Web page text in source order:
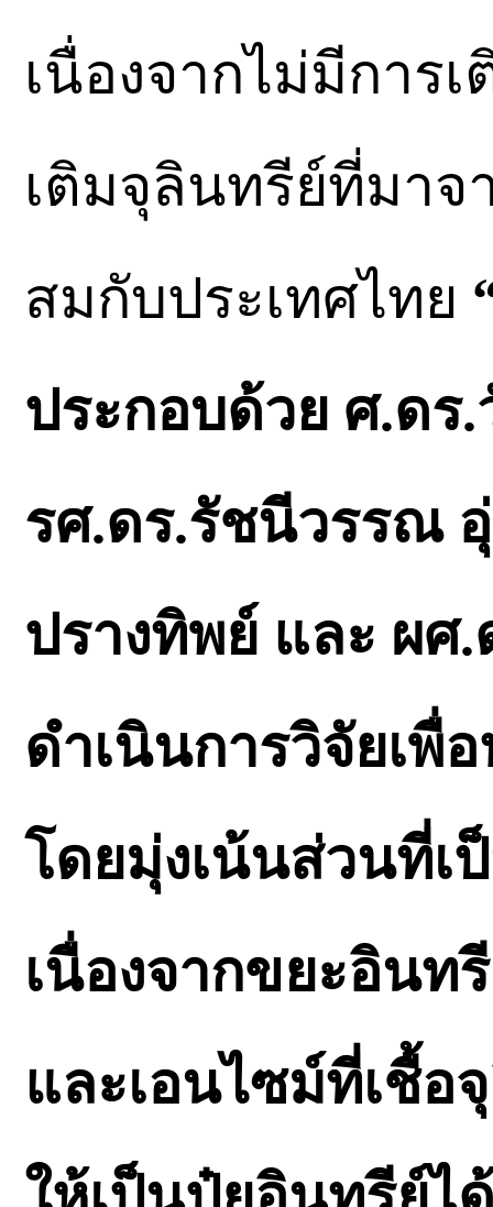
เนื่องจากไม่มีการ
เติมจุลินทรีย์ที่มาจ
สมกับประเทศไทย
ประกอบด้วย ศ.ด
รศ.ดร.รัชนีวรรณ
ปรางทิพย์ และ ผศ
ดำเนินการวิจัยเ
โดยมุ่งเน้นส่วนที่เ
เนื่องจากขยะอินท
และเอนไซม์ที่เชื้